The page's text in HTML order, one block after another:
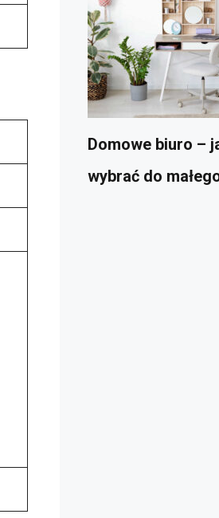
Domowe biuro –
wybrać do